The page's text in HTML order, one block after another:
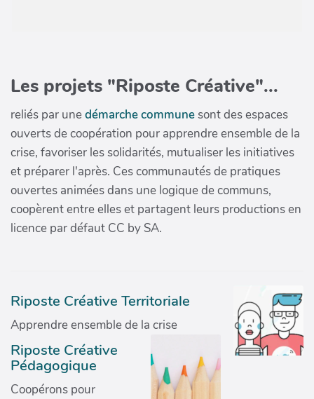
Les projets "Riposte Créative"...
reliés par unedémarche communesont des espaces
ouverts de coopération pour apprendre ensemble de la
crise, favoriser les solidarités, mutualiser les initiatives
et préparer l'après. Ces communautés de pratiques
ouvertes animées dans une logique de communs,
coopèrent entre elles et partagent leurs productions en
licence par défaut CC by SA.
Riposte Créative Territoriale
Apprendre ensemble de la crise
Riposte Créative
Pédagogique
Coopérons pour